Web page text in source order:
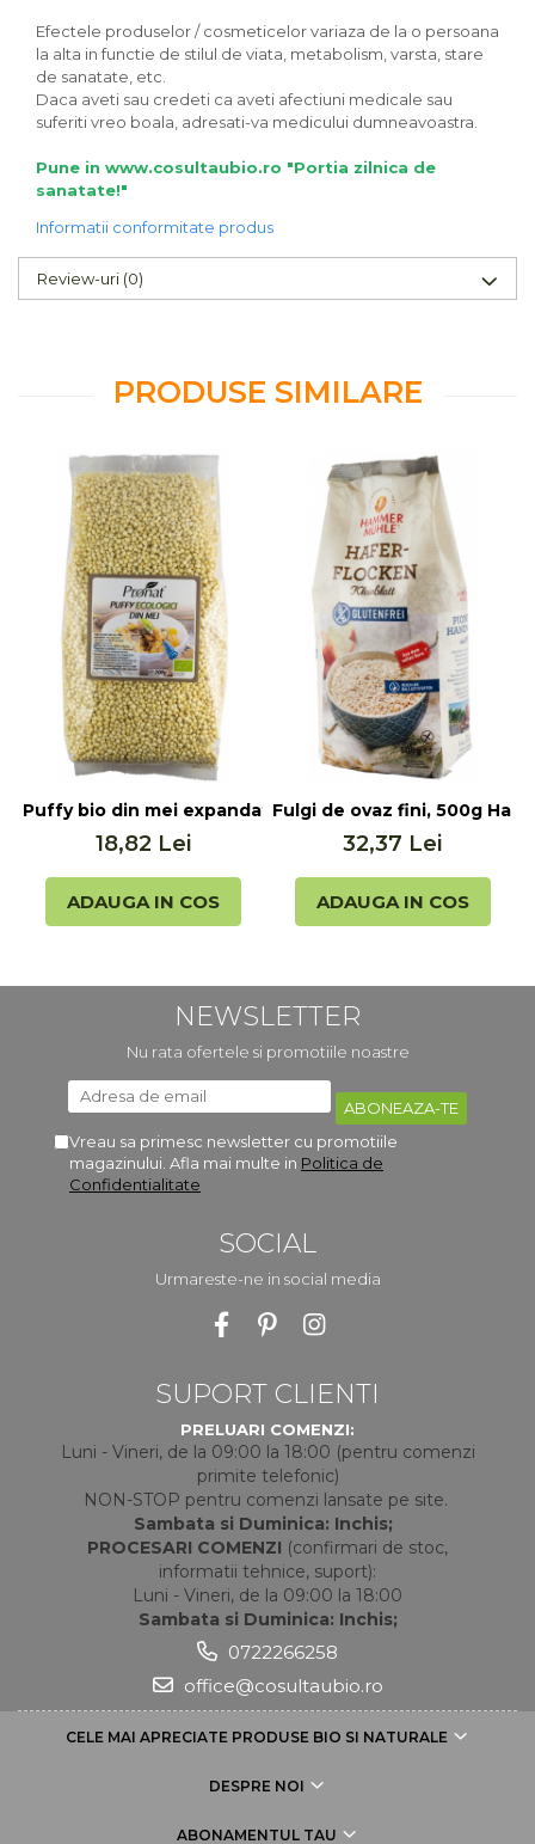
Efectele produselor / cosmeticelor variaza de la o persoana
la alta in functie de stilul de viata, metabolism, varsta, stare
de sanatate, etc.
Daca aveti sau credeti ca aveti afectiuni medicale sau
suferiti vreo boala, adresati-va medicului dumneavoastra.
Pune in www.cosultaubio.ro "Portia zilnica de
sanatate!"
Informatii conformitate produs
Review-uri (0)
PRODUSE SIMILARE
Puffy bio din mei expandat natur, 200g Pronat
18,82 Lei
ADAUGA IN COS
Fulgi de ovaz fini, 500g
32,37 Lei
ADAUGA IN COS
NEWSLETTER
Nu rata ofertele si promotiile noastre
Vreau sa primesc newsletter cu promotiile
magazinului. Afla mai multe in Politica de
Confidentialitate
SOCIAL
Urmareste-ne in social media
SUPORT CLIENTI
PRELUARI COMENZI:
Luni - Vineri, de la 09:00 la 18:00 (pentru comenzi
primite telefonic)
NON-STOP pentru comenzi lansate pe site.
Sambata si Duminica: Inchis;
PROCESARI COMENZI (confirmari de stoc,
informatii tehnice, suport):
Luni - Vineri, de la 09:00 la 18:00
Sambata si Duminica: Inchis;
0722266258
office@cosultaubio.ro
CELE MAI APRECIATE PRODUSE BIO SI NATURALE
DESPRE NOI
ABONAMENTUL TAU